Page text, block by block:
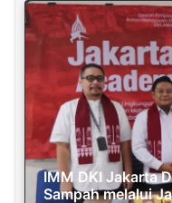
IMM DKI Jakarta
Sampah melalui